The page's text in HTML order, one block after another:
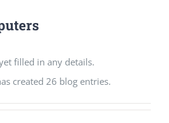
filled in any details.
created 26 blog entries.